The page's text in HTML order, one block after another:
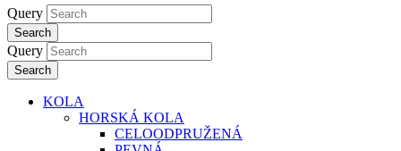
Query
Search
Query
Search
KOLA
HORSKÁ KOLA
CELOODPRUŽENÁ